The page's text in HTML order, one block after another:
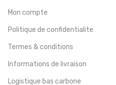
Mon compte
Politique de confidentialite
Termes & conditions
Informations de livraison
Logistique bas carbone